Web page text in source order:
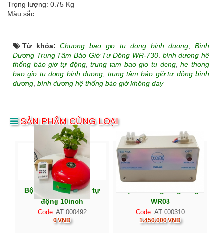
Trọng lượng: 0.75 Kg
Màu sắc
Từ khóa:Chuong bao gio tu dong binh duong,Bình
Dương Trung Tâm Báo Giờ Tự Động WR-730, bình dương hệ
thống báo giờ tự động,trung tam bao gio tu dong,he thong
bao gio tu dong binh duong
trung tâm báo giờ tự động bình
dương bình dương hệ thống báo giờ không day
SẢN PHẨM CÙNG LOẠI
Bộ chuông báo giờ tự
động 10inch
Code: AT 000492
0 VND
WR08
Code: AT 000310
1.450.000 VND